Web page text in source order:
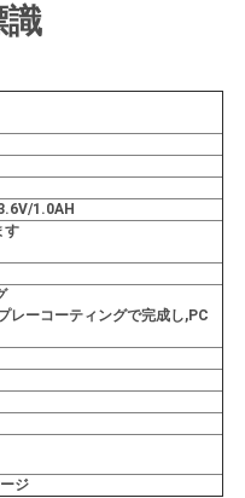
識
1.0AH
す
レーコーティングで完成し,PC
ジ